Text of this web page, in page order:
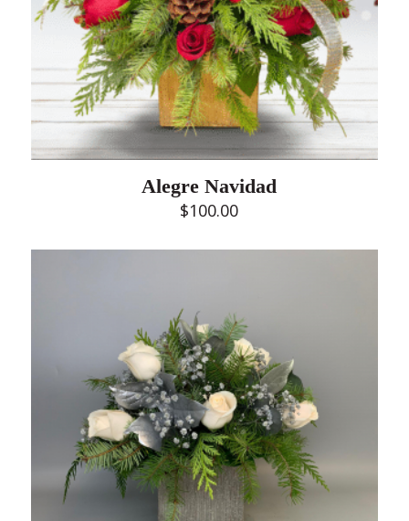
Alegre Navidad
$100.00